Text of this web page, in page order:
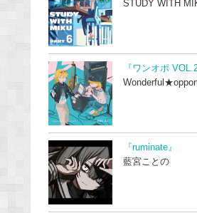
STUDY WITH
『ワンオポ
『ruminate』
藍宮ことの